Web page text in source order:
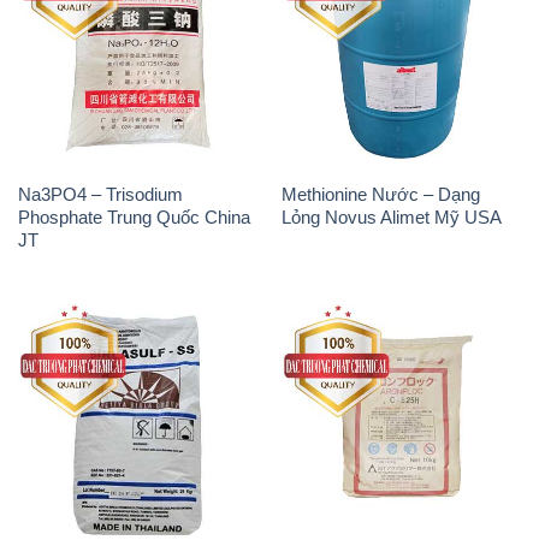
Na3PO4 – Trisodium
Phosphate Trung Quốc China
JT
Methionine Nước – Dạng
Lỏng Novus Alimet Mỹ USA